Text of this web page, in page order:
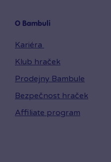
O Bambuli
Kariéra
Klub hraček
Prodejny Bambule
Bezpečnost hraček
Affiliate program